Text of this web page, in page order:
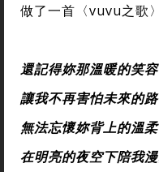
做了一首〈vuvu之歌〉
還記得妳那溫暖的笑
讓我不再害怕未來的路
無法忘懷妳背上的溫柔
在明亮的夜空下陪我